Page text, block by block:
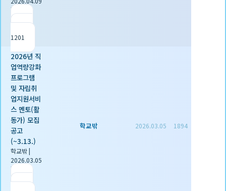
|
1201
2026년 직
업역량강화
프로그램
및 자립취
업지원서비
스 멘토(활
동가) 모집
공고
(~3.13.)
학교밖|
2026.03.05
|
학교밖 2026.03.05 1894